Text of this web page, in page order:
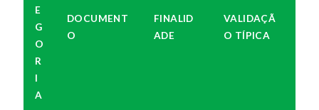
E
G
O
R
I
A
DOCUMENT
O
FINALID
ADE
VALIDAÇÃ
O TÍPICA